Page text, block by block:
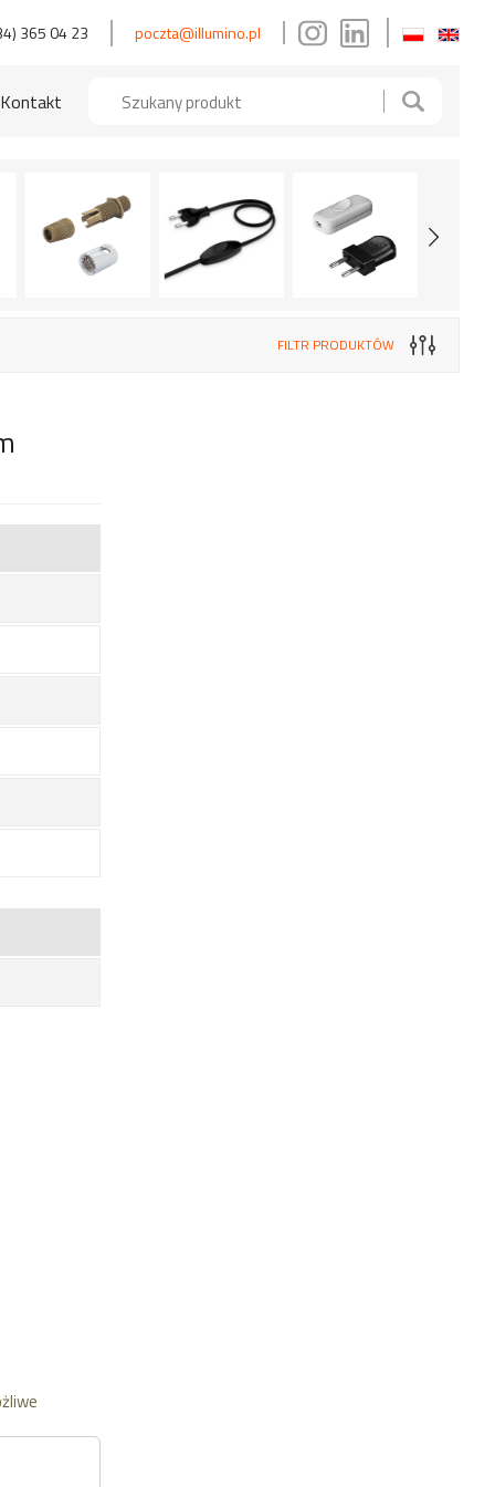
365 04 23 poczta@illumino.pl
Kontakt
FILTR PRODUKTÓW